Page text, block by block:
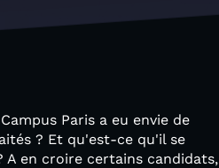
Paris a eu envie de
? Et qu'est-ce qu'il se
en croire certains candidats,